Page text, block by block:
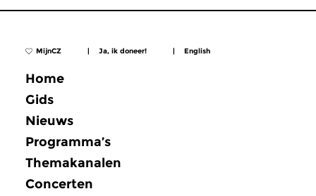
MijnCZ | Ja, ik doneer! | English
Home
Gids
Nieuws
Programma’s
Themakanalen
Concerten